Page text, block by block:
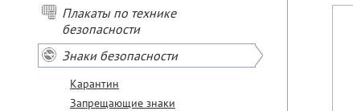
Плакаты по технике
безопасности
Знаки безопасности
Карантин
Запрещающие знаки